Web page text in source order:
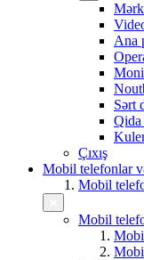
Ana
Sərt
Qida
Çıxış
Mobil telefonlar
Mobil
Mobil